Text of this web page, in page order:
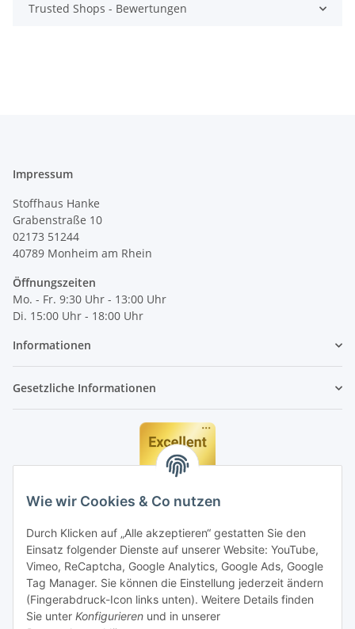
Wie wir Cookies & Co nutzen
Durch Klicken auf „Alle akzeptieren“ gestatten Sie den
Einsatz folgender Dienste auf unserer Website: YouTube,
Vimeo, ReCaptcha, Google Analytics, Google Ads, Google
Tag Manager. Sie können die Einstellung jederzeit ändern
(Fingerabdruck-Icon links unten). Weitere Details finden
Sie unter Konfigurieren und in unserer
Trusted Shops - Bewertungen
Impressum
Stoffhaus Hanke
Grabenstraße 10
02173 51244
40789 Monheim am Rhein
Öffnungszeiten
Mo. - Fr. 9:30 Uhr - 13:00 Uhr
Di. 15:00 Uhr - 18:00 Uhr
Informationen
Gesetzliche Informationen